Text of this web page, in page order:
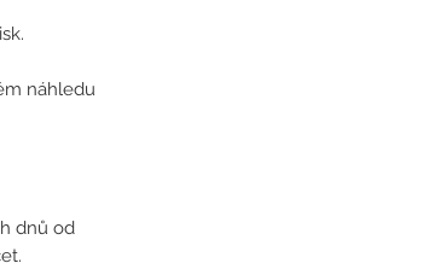
náhledu
dnů od